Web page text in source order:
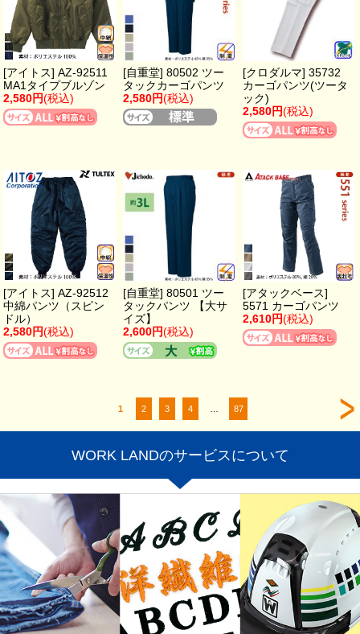
[アイトス] AZ-92511
MA1タイプブルゾン
2,580円(税込)
[自重堂] 80502 ツー
タックカーゴパンツ
2,580円(税込)
[クロダルマ] 35732
カーゴパンツ(ツータ
ック)
2,580円(税込)
[アイトス] AZ-92512
中綿パンツ（スピン
ドル）
2,580円(税込)
[自重堂] 80501 ツー
タックパンツ 【大サ
イズ】
2,600円(税込)
[アタックベース]
5571 カーゴパンツ
2,610円(税込)
1 2 3 4 87
WORK LANDのサービスについて